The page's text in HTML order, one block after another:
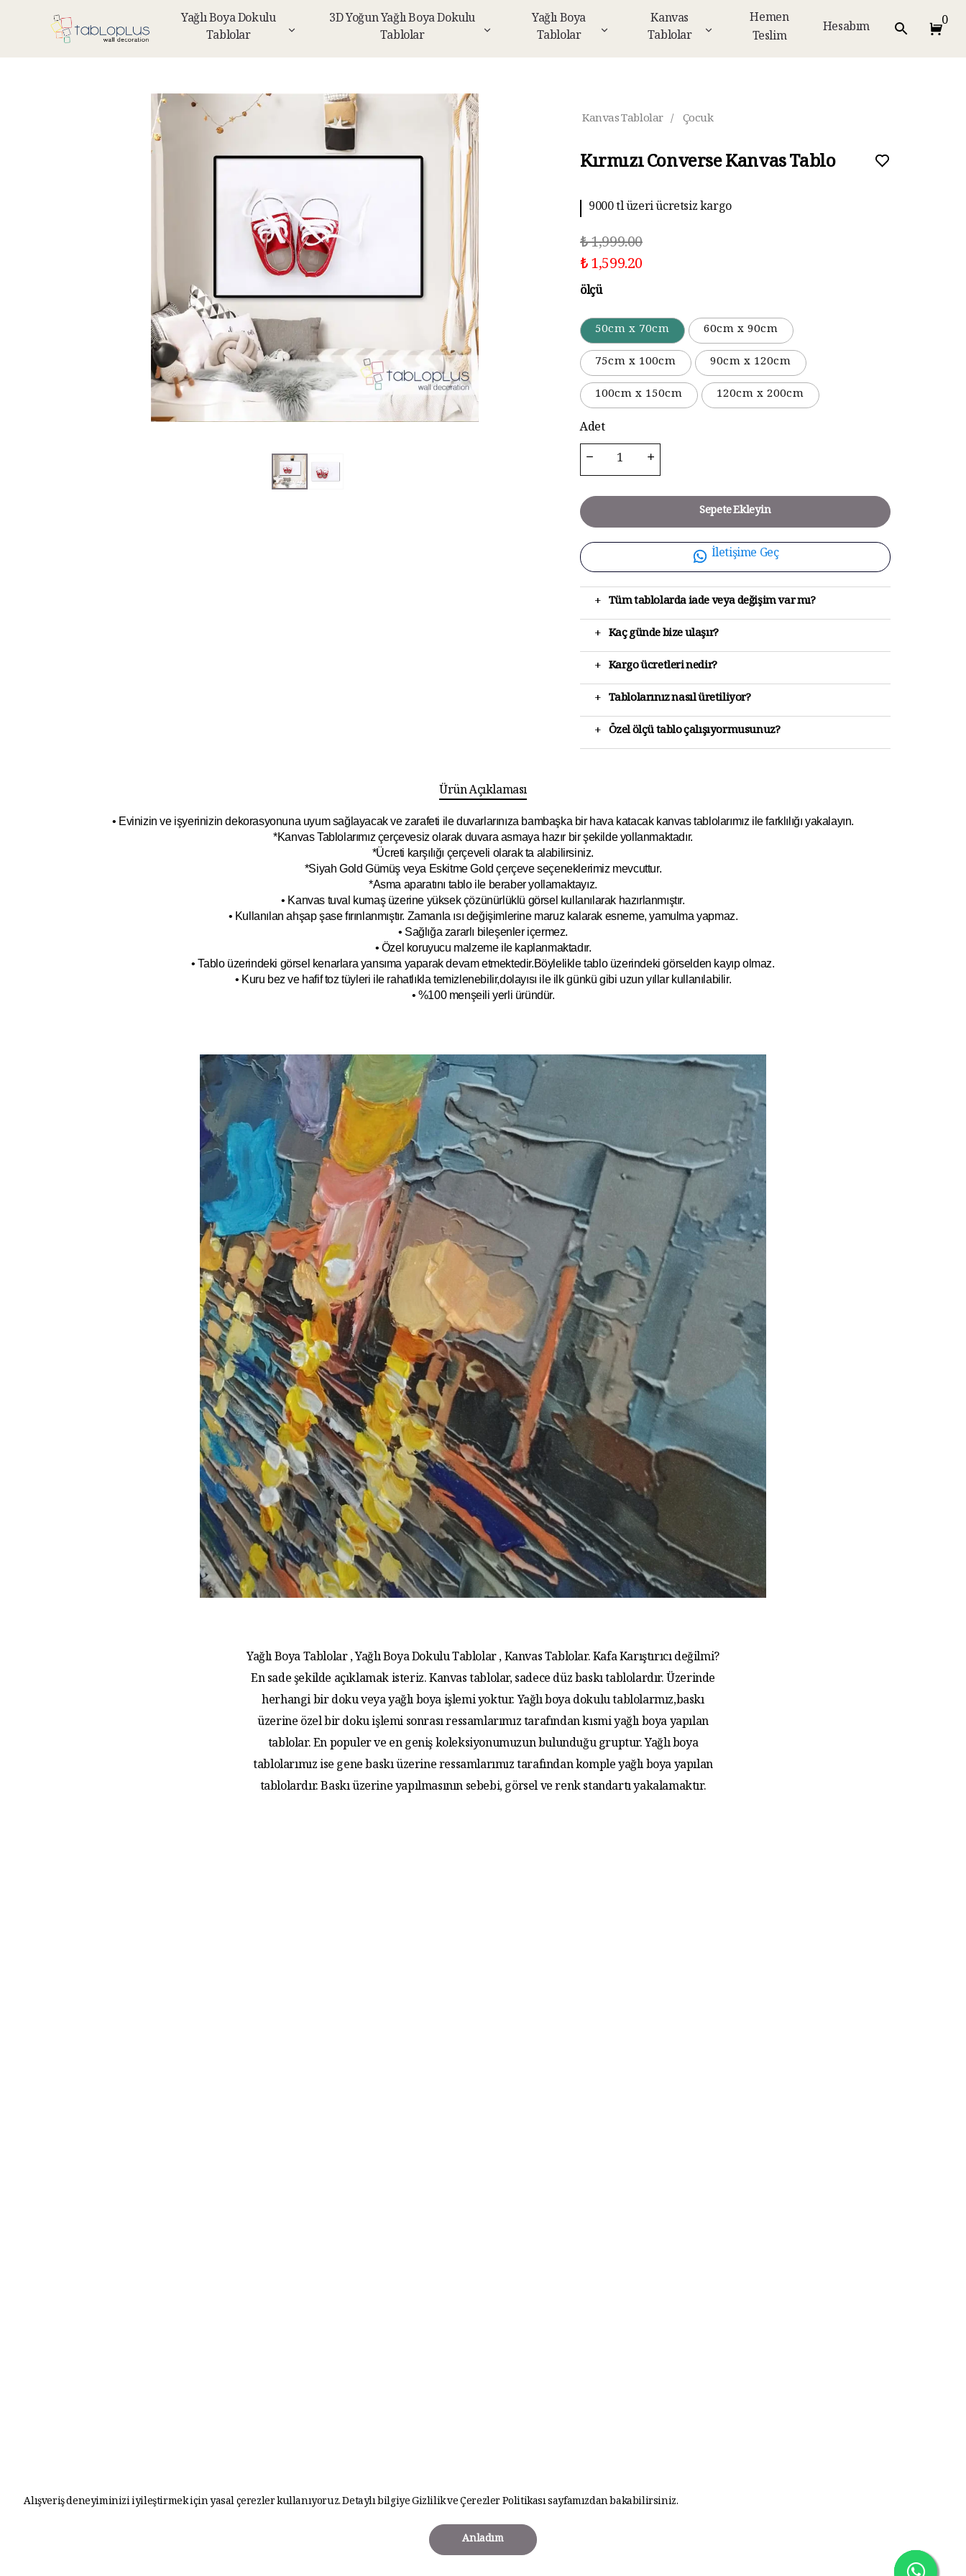
Yağlı Boya Dokulu
Tablolar
3D Yoğun Yağlı Boya Dokulu
Tablolar
Yağlı Boya
Tablolar
Kanvas
Tablolar
Hemen
Teslim
Hesabım 0
Alışveriş deneyiminizi iyileştirmek için yasal çerezler kullanıyoruz. Detaylı bilgiyeGizlilik ve Çerezler Politikasısayfamızdan bakabilirsiniz.
Anladım
Kanvas Tablolar / Çocuk
Kırmızı Converse Kanvas Tablo
9000 tl üzeri ücretsiz kargo
₺ 1,999.00
₺ 1,599.20
ölçü
50cm x 70cm
60cm x 90cm
75cm x 100cm
90cm x 120cm
100cm x 150cm
120cm x 200cm
Adet
Sepete Ekleyin
İletişime Geç
+ Tüm tablolarda iade veya değişim var mı?
+ Kaç günde bize ulaşır?
+ Kargo ücretleri nedir?
+ Tablolarınız nasıl üretiliyor?
+ Özel ölçü tablo çalışıyormusunuz?
Ürün Açıklaması
• Evinizin ve işyerinizin dekorasyonuna uyum sağlayacak ve zarafeti ile duvarlarınıza bambaşka bir hava katacak kanvas tablolarımız ile farklılığı yakalayın.
*Kanvas Tablolarımız çerçevesiz olarak duvara asmaya hazır bir şekilde yollanmaktadır.
*Ücreti karşılığı çerçeveli olarak ta alabilirsiniz.
*Siyah Gold Gümüş veya Eskitme Gold çerçeve seçeneklerimiz mevcuttur.
*Asma aparatını tablo ile beraber yollamaktayız.
• Kanvas tuval kumaş üzerine yüksek çözünürlüklü görsel kullanılarak hazırlanmıştır.
• Kullanılan ahşap şase fırınlanmıştır. Zamanla ısı değişimlerine maruz kalarak esneme, yamulma yapmaz.
• Sağlığa zararlı bileşenler içermez.
• Özel koruyucu malzeme ile kaplanmaktadır.
• Tablo üzerindeki görsel kenarlara yansıma yaparak devam etmektedir.Böylelikle tablo üzerindeki görselden kayıp olmaz.
• Kuru bez ve hafif toz tüyleri ile rahatlıkla temizlenebilir,dolayısı ile ilkgünkü gibi uzun yıllar kullanılabilir.
• %100 menşeili yerli üründür.
Yağlı Boya Tablolar , Yağlı Boya Dokulu Tablolar , Kanvas Tablolar. Kafa Karıştırıcı değilmi?
En sade şekilde açıklamak isteriz. Kanvas tablolar, sadece düz baskı tablolardır. Üzerinde
herhangi bir doku veya yağlı boya işlemi yoktur. Yağlı boya dokulu tablolarmız,baskı
üzerine özel bir doku işlemi sonrası ressamlarımız tarafından kısmi yağlı boya yapılan
tablolar. En populer ve en geniş koleksiyonumuzun bulunduğu gruptur. Yağlı boya
tablolarımız ise gene baskı üzerine ressamlarımız tarafından komple yağlı boya yapılan
tablolardır. Baskı üzerine yapılmasının sebebi, görsel ve renk standartı yakalamaktır.